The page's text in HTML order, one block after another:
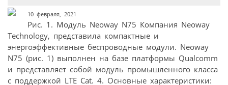
10 февраля, 2021
Рис. 1. Модуль Neoway N75 Компания Neoway
Technology, представила компактные и
энергоэффективные беспроводные модули. Neoway
N75 (рис. 1) выполнен на базе платформы Qualcomm
и представляет собой модуль промышленного класса
с поддержкой LTE Cat. 4. Основные характеристики: